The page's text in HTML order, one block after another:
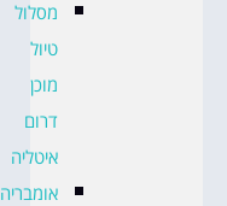
מסלול
טיול
מוכן
דרום
איטליה
אומבריה